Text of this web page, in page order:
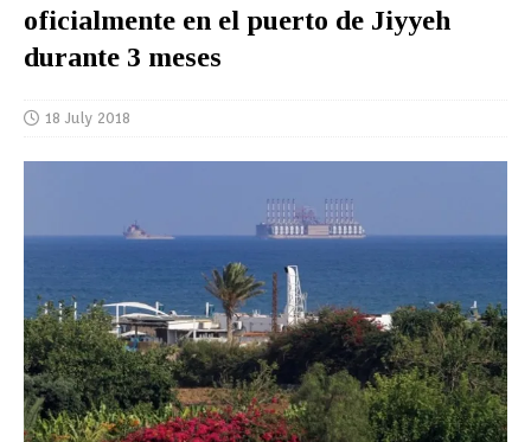
oficialmente en el puerto de Jiyyeh
durante 3 meses
18 July 2018